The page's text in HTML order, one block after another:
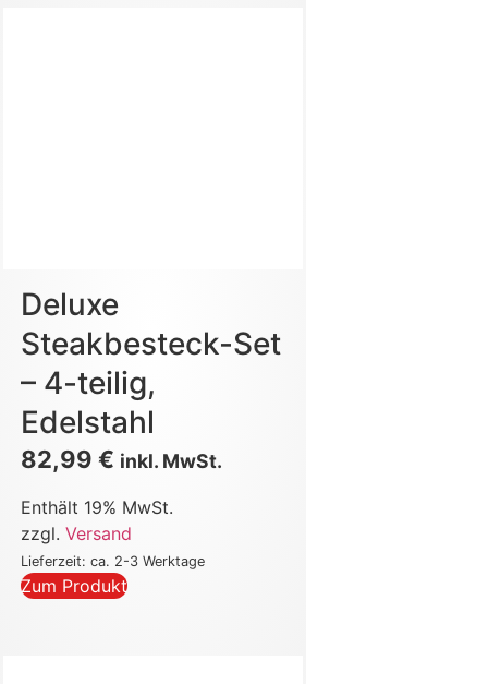
Deluxe
Steakbesteck-Set
– 4-teilig,
Edelstahl
82,99€ inkl. MwSt.
Enthält 19% MwSt.
zzgl.Versand
Lieferzeit: ca. 2-3 Werktage
Zum Produkt